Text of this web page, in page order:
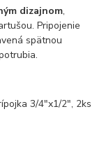
dizajnom,
Pripojenie
spätnou
3/4"x1/2", 2ks